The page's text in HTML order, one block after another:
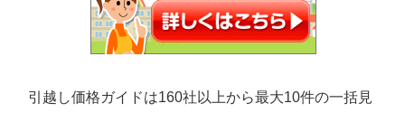
引越し価格ガイドは160社以上から最大10件の一括見